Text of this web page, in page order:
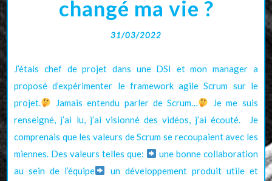
changé ma vie ?
31/03/2022
J’étais chef de projet dans une DSI et mon manager a
proposé d’expérimenter le framework agile Scrum sur le
projet.
Jamais entendu parler de Scrum…
Je me suis
renseigné, j’ai lu, j’ai visionné des vidéos, j’ai écouté. Je
comprenais que les valeurs de Scrum se recoupaient avec les
miennes. Des valeurs telles que:
une bonne collaboration
au sein de l’équipe
un développement produit utile et